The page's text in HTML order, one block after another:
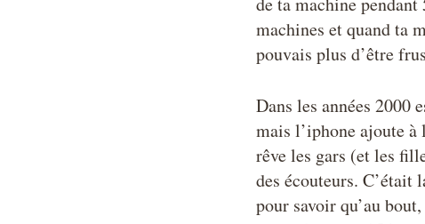
machines et quand ta
pouvais plus d’être
Dans les années 2000
mais l’iphone ajoute
rêve les gars (et les
des écouteurs.
pour savoir qu’au